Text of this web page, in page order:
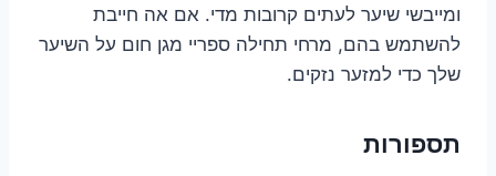
ומייבשי שיער לעתים קרובות מדי. אם אה חייבת
להשתמש בהם, מרחי תחילה ספריי מגן חום על השיער
שלך כדי למזער נזקים.
תספורות